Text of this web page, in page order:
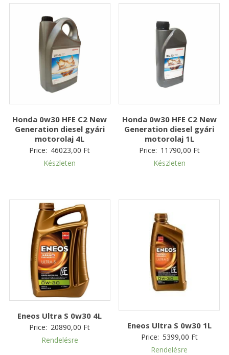
Honda 0w30 HFE C2 New
Generation diesel gyári
motorolaj 4L
Price: 46023,00 Ft
Készleten
Honda 0w30 HFE C2 New
Generation diesel gyári
motorolaj 1L
Price: 11790,00 Ft
Készleten
Eneos Ultra S 0w30 4L
Price: 20890,00 Ft
Rendelésre
Eneos Ultra S 0w30 1L
Price: 5399,00 Ft
Rendelésre